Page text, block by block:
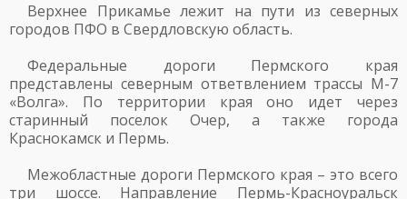
Верхнее Прикамье лежит на пути из северных
городов ПФО в Свердловскую область.
Федеральные дороги Пермского края
представлены северным ответвлением трассы М-7
«Волга». По территории края оно идет через
старинный поселок Очер, а также города
Краснокамск и Пермь.
Межобластные дороги Пермского края – это всего
три шоссе. Направление Пермь-Красноуральск